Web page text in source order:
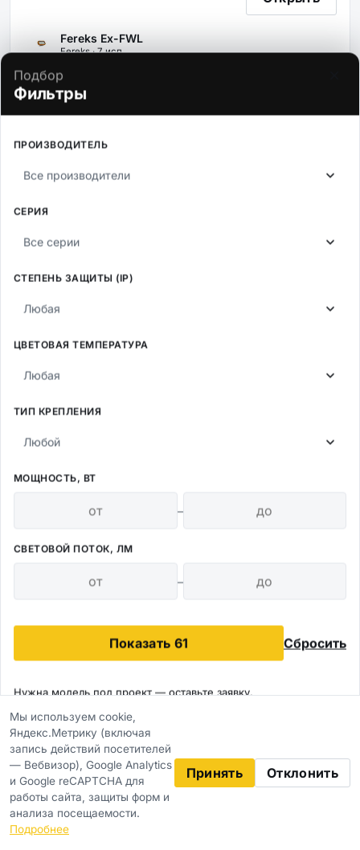
Подбор
Фильтры
ПРОИЗВОДИТЕЛЬ
Все производители
СЕРИЯ
Все серии
СТЕПЕНЬ ЗАЩИТЫ (IP)
Любая
ЦВЕТОВАЯ ТЕМПЕРАТУРА
Любая
ТИП КРЕПЛЕНИЯ
Любой
МОЩНОСТЬ, ВТ
–
СВЕТОВОЙ ПОТОК, ЛМ
–
Показать 61 Сбросить
Нужна модель под проект —оставьте заявку.
Подобрать под объект
Fereks Ex-FWL
Fereks · 7 исп.
1 954–6 424 лм
ТЕМПЕРАТУРА СВЕЧЕНИЯ
Встраиваемое
Fereks Ex-ДВУ
Д120 - прозрачный
ТЕМПЕРАТУРА СВЕЧЕНИЯ
Мы используем cookie,
Яндекс.Метрику (включая
запись действий посетителей
— Вебвизор), Google Analytics
и Google reCAPTCHA для
работы сайта, защиты форм и
анализа посещаемости.
Подробнее
Принять Отклонить